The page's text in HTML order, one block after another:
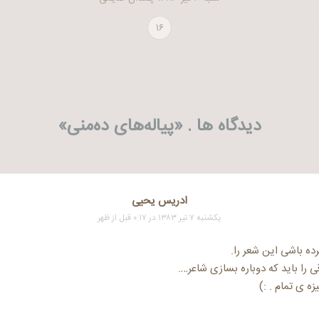
۱۶
دیدگاه ها . «پیاله‌های ده‌منی»
ادریس یحیی
یکشنبه ۷ تیر ۱۳۸۳ در ۰:۱۷ قبل از ظهر
باشی این شعر را.
را باید که دوباره بسازی شاعر….
ی تمام . :)